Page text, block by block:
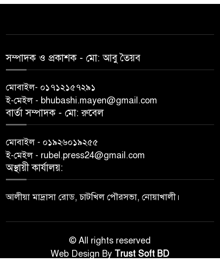
সম্পাদক ও প্রকাশক -‌ মো: আবু‌ তৈয়ব
মোবাইল- ০১৭১২১৫৭২৯১
ই-মেইল - bhubashi.mayen@gmail.com
বার্তা সম্পাদক - মো: রু‌বেল
মোবাইল - ০১৯২৬০১৯২৫৫
ই-মেইল - rubel.press24@gmail.com
অস্থায়ী কার্যালয়:
আলীয়া মাদ্রাসা রোড, চাটখিল পৌরসভা, নোয়াখালী।
© All rights reserved
Web Design By Trust Soft BD